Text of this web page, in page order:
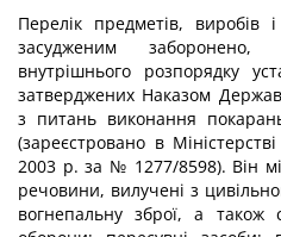
Перелік предметів, виробів
засудженим
внутрішнього розпорядку
затверджених Наказом
з питань виконання
(зареєстровано в
2003 р. за № 1277/8598). Він
речовини, вилучені з
вогнепальну зброї, а також